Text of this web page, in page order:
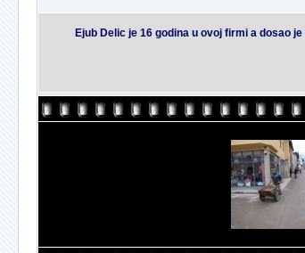
Ejub Delic je 16 godina u ovoj firmi a dosao